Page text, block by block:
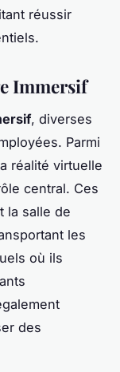
réussir
Immersif
, diverses
Parmi
réalité virtuelle
central. Ces
la salle de
les
où ils
des